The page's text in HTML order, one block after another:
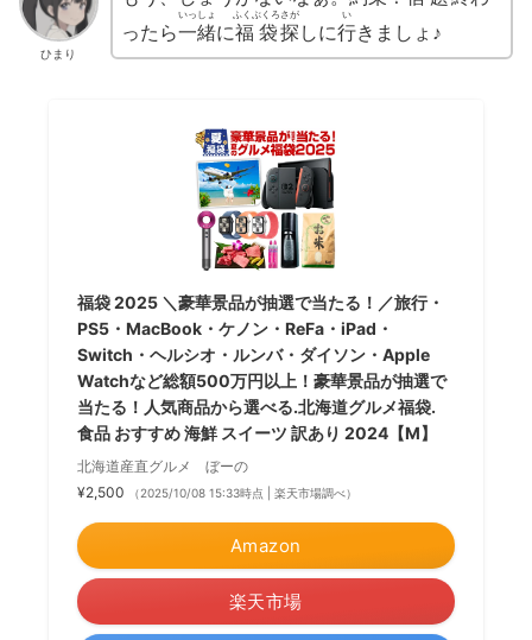
ひまり
ったら一緒
いっしょ
に福袋
ふくぶくろ
探
さが
しに行
い
きましょ♪
福袋 2025 ＼豪華景品が抽選で当たる！／旅行・
PS5・MacBook・ケノン・ReFa・iPad・
Switch・ヘルシオ・ルンバ・ダイソン・Apple
Watchなど総額500万円以上！豪華景品が抽選で
当たる！人気商品から選べる.北海道グルメ福袋.
食品 おすすめ 海鮮 スイーツ 訳あり 2024【M】
北海道産直グルメ ぼーの
¥2,500
（2025/10/08 15:33時点 | 楽天市場調べ）
Amazon
楽天市場